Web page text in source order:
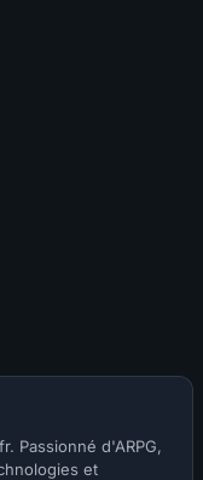
Passionné d'ARPG,
et